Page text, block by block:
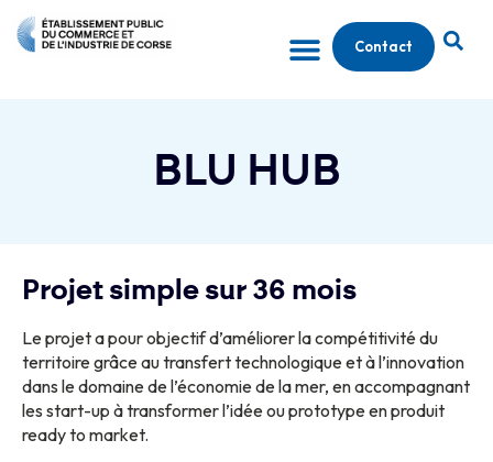
Contact
BLU HUB
Projet simple sur 36 mois
Le projet a pour objectif d’améliorer la compétitivité du
territoire grâce au transfert technologique et à l’innovation
dans le domaine de l’économie de la mer, en accompagnant
les start-up à transformer l’idée ou prototype en produit
ready to market.